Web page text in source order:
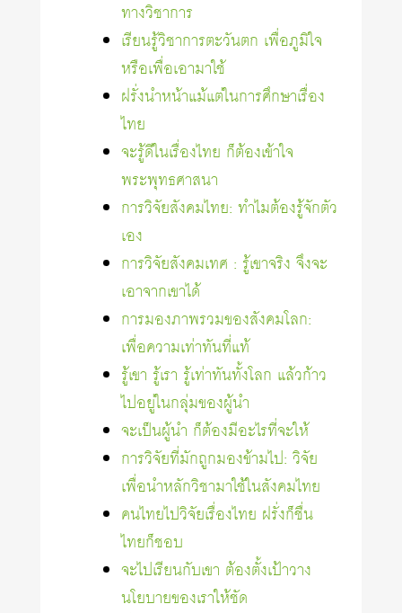
ทางวิชาการ
เรียนรู้วิชาการตะวันตก เพื่อภูมิใจ
หรือเพื่อเอามาใช้
ฝรั่งนำหน้าแม้แต่ในการศึกษาเรื่อง
ไทย
จะรู้ดีในเรื่องไทย ก็ต้องเข้าใจ
พระพุทธศาสนา
การวิจัยสังคมไทย: ทำไมต้องรู้จักตัว
เอง
การวิจัยสังคมเทศ : รู้เขาจริง จึงจะ
เอาจากเขาได้
การมองภาพรวมของสังคมโลก:
เพื่อความเท่าทันที่แท้
รู้เขา รู้เรา รู้เท่าทันทั้งโลก แล้วก้าว
ไปอยู่ในกลุ่มของผู้นำ
จะเป็นผู้นำ ก็ต้องมีอะไรที่จะให้
การวิจัยที่มักถูกมองข้ามไป: วิจัย
เพื่อนำหลักวิชามาใช้ในสังคมไทย
คนไทยไปวิจัยเรื่องไทย ฝรั่งก็ชื่น
ไทยก็ชอบ
จะไปเรียนกับเขา ต้องตั้งเป้าวาง
นโยบายของเราให้ชัด